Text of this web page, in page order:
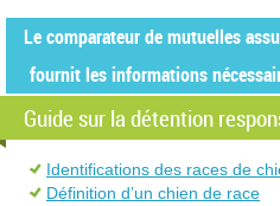
Le comparateur de mutuelles
fournit les informations
Guide sur la détention
Identifications des races de
Définition d’un chien de race